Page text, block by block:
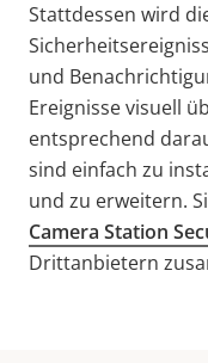
Stattdessen wird
und
Ereignisse visuell
entsprechend
sind einfach zu
und zu erweitern.
Camera Station
Drittanbietern